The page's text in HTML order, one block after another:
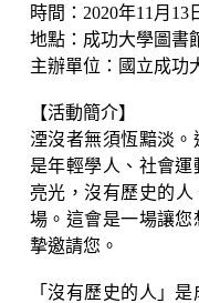
時間：2020年11月13
地點：成功大學圖書
主辦單位：國立成功
【活動簡介】
湮沒者無須恆黯淡
是年輕學人、社會
亮光，沒有歷史的
場。這會是一場讓
摯邀請您。
「沒有歷史的人」